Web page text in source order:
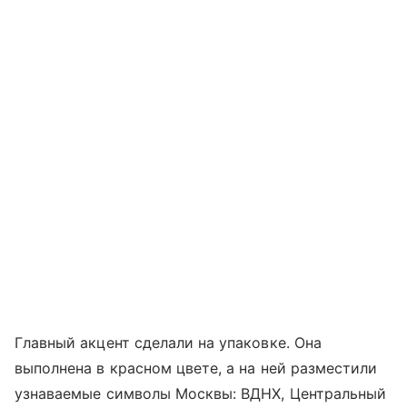
Главный акцент сделали на упаковке. Она
выполнена в красном цвете, а на ней разместили
узнаваемые символы Москвы: ВДНХ, Центральный